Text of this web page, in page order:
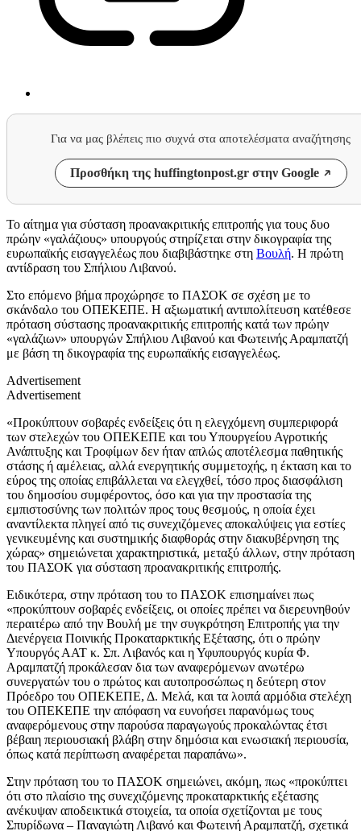
Για να μας βλέπεις πιο συχνά στα αποτελέσματα αναζήτησης
Προσθήκη της huffingtonpost.gr στην Google
Το αίτημα για σύσταση προανακριτικής επιτροπής για τους δυο
πρώην «γαλάζιους» υπουργούς στηρίζεται στην δικογραφία της
ευρωπαϊκής εισαγγελέως που διαβιβάστηκε στη Βουλή. Η πρώτη
αντίδραση του Σπήλιου Λιβανού.
Στο επόμενο βήμα προχώρησε το ΠΑΣΟΚ σε σχέση με το
σκάνδαλο του ΟΠΕΚΕΠΕ. Η αξιωματική αντιπολίτευση κατέθεσε
πρόταση σύστασης προανακριτικής επιτροπής κατά των πρώην
«γαλάζιων» υπουργών Σπήλιου Λιβανού και Φωτεινής Αραμπατζή
με βάση τη δικογραφία της ευρωπαϊκής εισαγγελέως.
Advertisement
Advertisement
«Προκύπτουν σοβαρές ενδείξεις ότι η ελεγχόμενη συμπεριφορά
των στελεχών του ΟΠΕΚΕΠΕ και του Υπουργείου Αγροτικής
Ανάπτυξης και Τροφίμων δεν ήταν απλώς αποτέλεσμα παθητικής
στάσης ή αμέλειας, αλλά ενεργητικής συμμετοχής, η έκταση και το
εύρος της οποίας επιβάλλεται να ελεγχθεί, τόσο προς διασφάλιση
του δημοσίου συμφέροντος, όσο και για την προστασία της
εμπιστοσύνης των πολιτών προς τους θεσμούς, η οποία έχει
αναντίλεκτα πληγεί από τις συνεχιζόμενες αποκαλύψεις για εστίες
γενικευμένης και συστημικής διαφθοράς στην διακυβέρνηση της
χώρας» σημειώνεται χαρακτηριστικά, μεταξύ άλλων, στην πρόταση
του ΠΑΣΟΚ για σύσταση προανακριτικής επιτροπής.
Ειδικότερα, στην πρόταση του το ΠΑΣΟΚ επισημαίνει πως
«προκύπτουν σοβαρές ενδείξεις, οι οποίες πρέπει να διερευνηθούν
περαιτέρω από την Βουλή με την συγκρότηση Επιτροπής για την
Διενέργεια Ποινικής Προκαταρκτικής Εξέτασης, ότι ο πρώην
Υπουργός ΑΑΤ κ. Σπ. Λιβανός και η Υφυπουργός κυρία Φ.
Αραμπατζή προκάλεσαν δια των αναφερόμενων ανωτέρω
συνεργατών του ο πρώτος και αυτοπροσώπως η δεύτερη στον
Πρόεδρο του ΟΠΕΚΕΠΕ, Δ. Μελά, και τα λοιπά αρμόδια στελέχη
του ΟΠΕΚΕΠΕ την απόφαση να ευνοήσει παρανόμως τους
αναφερόμενους στην παρούσα παραγωγούς προκαλώντας έτσι
βέβαιη περιουσιακή βλάβη στην δημόσια και ενωσιακή περιουσία,
όπως κατά περίπτωση αναφέρεται παραπάνω».
Στην πρόταση του το ΠΑΣΟΚ σημειώνει, ακόμη, πως «προκύπτει
ότι στο πλαίσιο της συνεχιζόμενης προκαταρκτικής εξέτασης
ανέκυψαν αποδεικτικά στοιχεία, τα οποία σχετίζονται με τους
Σπυρίδωνα – Παναγιώτη Λιβανό και Φωτεινή Αραμπατζή, σχετικά